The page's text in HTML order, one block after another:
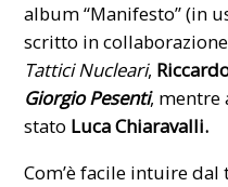
album “Manifesto” (in
scritto in
Tattici Nucleari,
Giorgio Pesenti, mentre
stato Luca Chiaravalli.
Com’è facile intuire dal